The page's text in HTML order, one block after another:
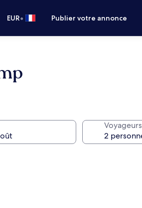
EUR• Publier votre annonce
Voyageurs